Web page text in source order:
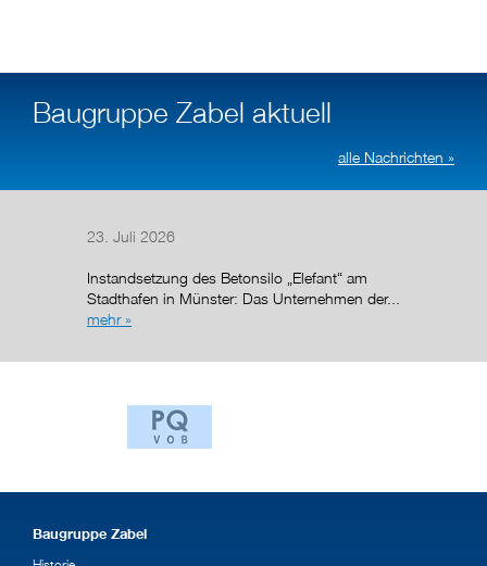
Baugruppe Zabel aktuell
alle Nachrichten »
23. Juli 2026
Instandsetzung des Betonsilo „Elefant“ am
Stadthafen in Münster: Das Unternehmen der...
mehr »
Baugruppe Zabel